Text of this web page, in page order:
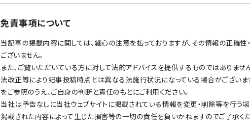
免責事項について
当記事の掲載内容に関しては、細心の注意を払っておりますが、その情報の正確
ございません。
また、ご覧いただいている方に対して法的アドバイスを提供するものではありませ
法改正等により記事投稿時点とは異なる法施行状況になっている場合がござい
をご参照のうえ、ご自身の判断と責任のもとにご利用ください。
当社は予告なしに当社ウェブサイトに掲載されている情報を変更・削除等を行う場
掲載された内容によって生じた損害等の一切の責任を負いかねますのでご了承くだ